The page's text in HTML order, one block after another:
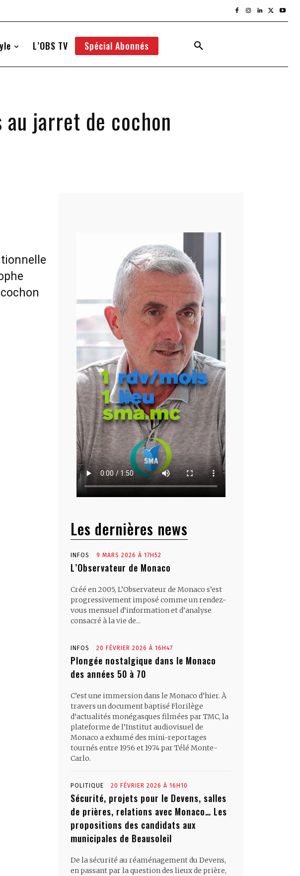
L’OBS TV Spécial Abonnés
jarret de cochon
Les dernières news
INFOS 9 MARS 2026 À 17H52
L’Observateur de Monaco
Créé en 2005, L’Observateur de Monaco s’est
progressivement imposé comme un rendez-
vous mensuel d’information et d’analyse
consacré à la vie de...
INFOS 20 FÉVRIER 2026 À 16H47
Plongée nostalgique dans le Monaco
des années 50 à 70
C’est une immersion dans le Monaco d’hier. À
travers un document baptisé Florilège
d’actualités monégasques filmées par TMC, la
plateforme de l’Institut audiovisuel de
Monaco a exhumé des mini-reportages
tournés entre 1956 et 1974 par Télé Monte-
Carlo.
POLITIQUE 20 FÉVRIER 2026 À 16H10
Sécurité, projets pour le Devens, salles
de prières, relations avec Monaco… Les
propositions des candidats aux
municipales de Beausoleil
De la sécurité au réaménagement du Devens,
en passant par la question des lieux de prière,